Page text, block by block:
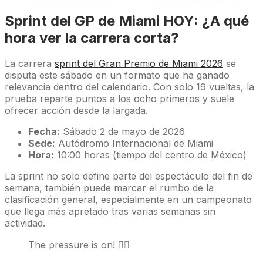
Sprint del GP de Miami HOY: ¿A qué
hora ver la carrera corta?
La carrera sprint del Gran Premio de Miami 2026 se
disputa este sábado en un formato que ha ganado
relevancia dentro del calendario. Con solo 19 vueltas, la
prueba reparte puntos a los ocho primeros y suele
ofrecer acción desde la largada.
Fecha: Sábado 2 de mayo de 2026
Sede: Autódromo Internacional de Miami
Hora: 10:00 horas (tiempo del centro de México)
La sprint no solo define parte del espectáculo del fin de
semana, también puede marcar el rumbo de la
clasificación general, especialmente en un campeonato
que llega más apretado tras varias semanas sin
actividad.
The pressure is on! 😮‍💨